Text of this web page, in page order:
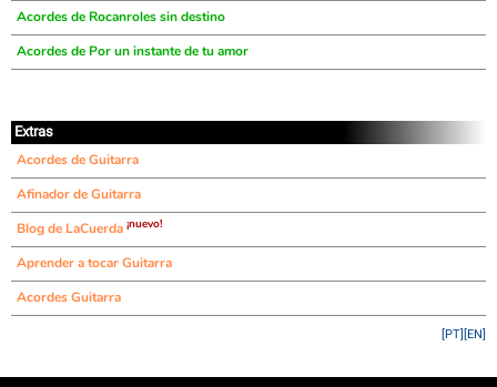
Acordes de Rocanroles sin destino
Acordes de Por un instante de tu amor
Extras
Acordes de Guitarra
Afinador de Guitarra
Blog de LaCuerda ¡nuevo!
Aprender a tocar Guitarra
Acordes Guitarra
[EN]
[PT]